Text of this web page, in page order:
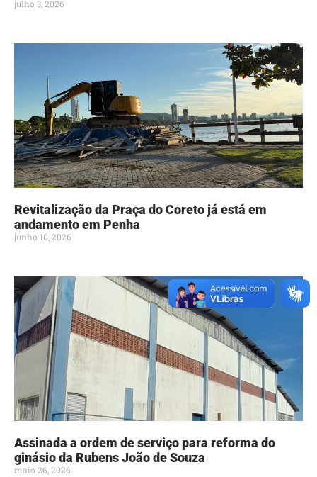
julho 3, 2026
Revitalização da Praça do Coreto já está em
andamento em Penha
junho 10, 2026
Assinada a ordem de serviço para reforma do
ginásio da Rubens João de Souza
maio 26, 2026